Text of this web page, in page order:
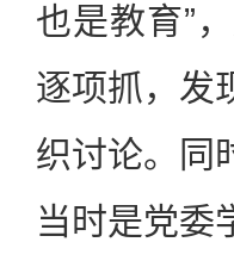
也是教育”
逐项抓，发
织讨论。同
当时是党委